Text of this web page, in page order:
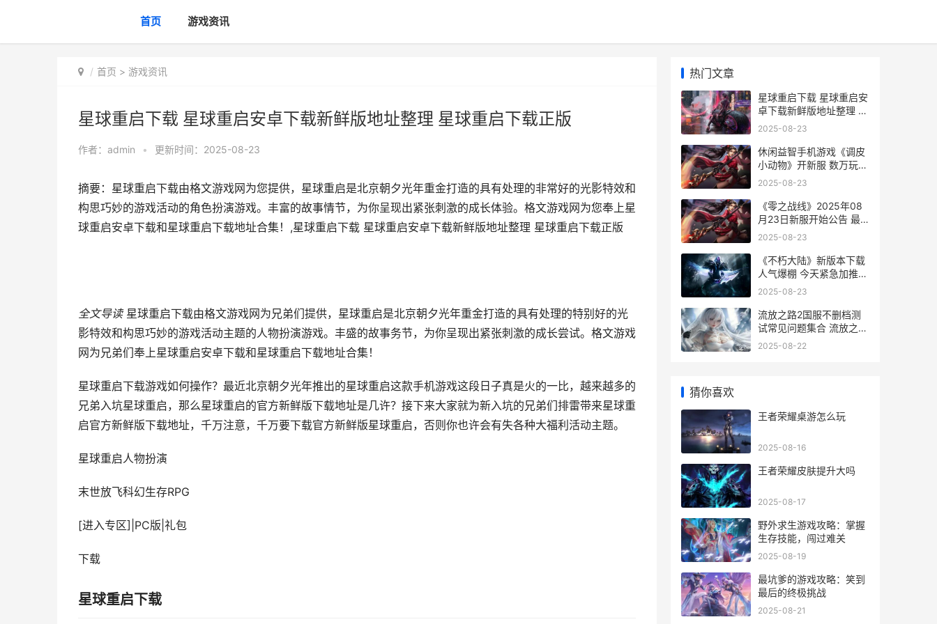
首页 游戏资讯
首页 > 游戏资讯
星球重启下载 星球重启安卓下载新鲜版地址整理 星球重启下载正版
作者： admin • 更新时间：2025-08-23
摘要：星球重启下载由格文游戏网为您提供，星球重启是北京朝夕光年重金打造的具有处理的非常好的光影特效和
构思巧妙的游戏活动的角色扮演游戏。丰富的故事情节，为你呈现出紧张刺激的成长体验。格文游戏网为您奉上星
球重启安卓下载和星球重启下载地址合集！,星球重启下载 星球重启安卓下载新鲜版地址整理 星球重启下载正版
全文导读星球重启下载由格文游戏网为兄弟们提供，星球重启是北京朝夕光年重金打造的具有处理的特别好的光
影特效和构思巧妙的游戏活动主题的人物扮演游戏。丰盛的故事务节，为你呈现出紧张刺激的成长尝试。格文游戏
网为兄弟们奉上星球重启安卓下载和星球重启下载地址合集！
星球重启下载游戏如何操作？最近北京朝夕光年推出的星球重启这款手机游戏这段日子真是火的一比，越来越多的
兄弟入坑星球重启，那么星球重启的官方新鲜版下载地址是几许？接下来大家就为新入坑的兄弟们排雷带来星球重
启官方新鲜版下载地址，千万注意，千万要下载官方新鲜版星球重启，否则你也许会有失各种大福利活动主题。
星球重启人物扮演
末世放飞科幻生存RPG
[进入专区] PC版 礼包
下载
星球重启下载
热门文章
星球重启下载 星球重启安
卓下载新鲜版地址整理 星
球重启下载正版
2025-08-23
休闲益智手机游戏《调皮
小动物》开新服 数万玩家
已更新官方新鲜版 休闲益
2025-08-23
《零之战线》2025年08
月23日新服开始公告 最
新版下载恭迎尝试 零之战
2025-08-23
《不朽大陆》新版本下载
人气爆棚 今天紧急加推新
服 不朽何时上架
2025-08-23
流放之路2国服不删档测
试常见问题集合 流放之路
2国服能搬砖吗
2025-08-22
猜你喜欢
王者荣耀桌游怎么玩
2025-08-16
王者荣耀皮肤提升大吗
2025-08-17
野外求生游戏攻略：掌握
生存技能，闯过难关
2025-08-19
最坑爹的游戏攻略：笑到
最后的终极挑战
2025-08-21